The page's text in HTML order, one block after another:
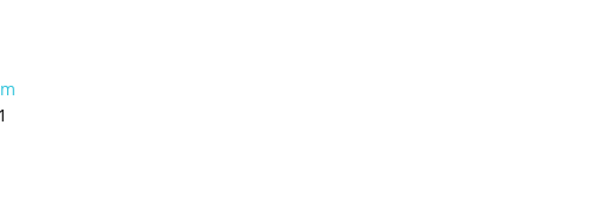
y Tolima buscan el título